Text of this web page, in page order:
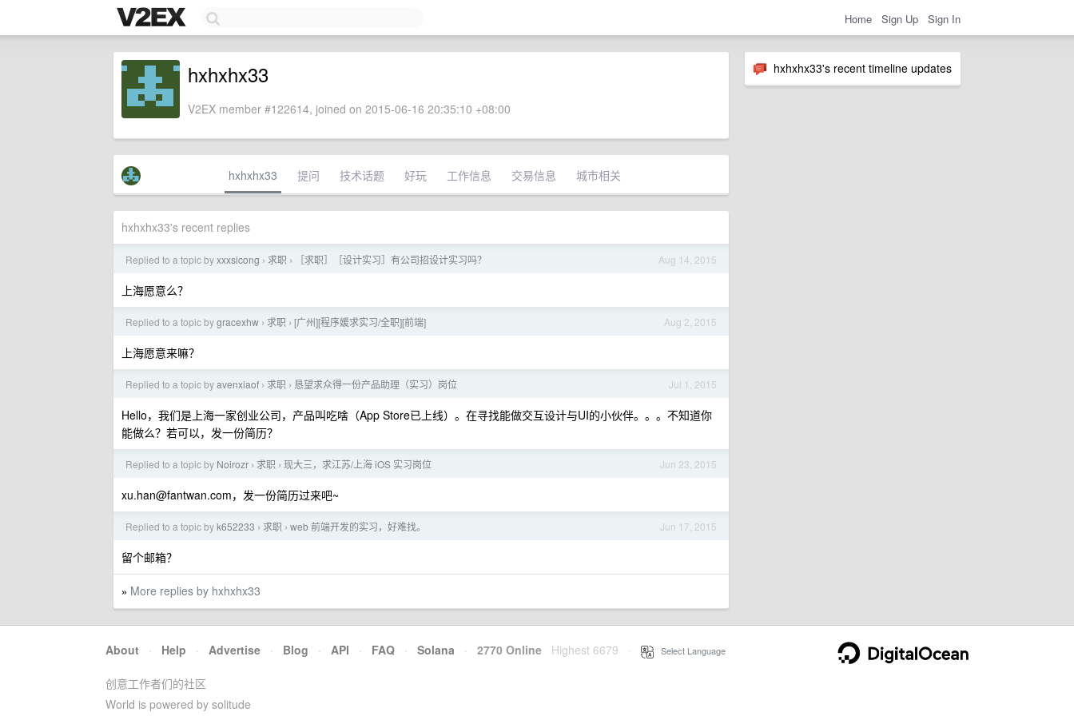
Home Sign Up Sign In
hxhxhx33's recent timeline updates
hxhxhx33
V2EX member #122614, joined on 2015-06-16 20:35:10 +08:00
hxhxhx33 提问 技术话题 好玩 工作信息 交易信息 城市相关
hxhxhx33's recent replies
Aug 14, 2015
Replied to a topic byxxxsicong › 求职 › ［求职］［设计实习］有公司招设计实习吗？
上海愿意么？
Aug 2, 2015
Replied to a topic bygracexhw › 求职 › [广州][程序媛求实习/全职][前端]
上海愿意来嘛？
Jul 1, 2015
Replied to a topic byavenxiaof › 求职 › 恳望求众得一份产品助理（实习）岗位
Hello，我们是上海一家创业公司，产品叫吃啥（App Store已上线）。在寻找能做交互设计与UI的小伙伴。。。不知道你
能做么？若可以，发一份简历？
Jun 23, 2015
Replied to a topic by Noirozr › 求职 › 现大三，求江苏/上海 iOS 实习岗位
xu.han@fantwan.com，发一份简历过来吧~
Jun 17, 2015
Replied to a topic byk652233 › 求职 › web 前端开发的实习，好难找。
留个邮箱？
» More replies by hxhxhx33
About · Help · Advertise · Blog · API · FAQ · Solana · 2770 Online Highest 6679 Select Language
创意工作者们的社区
World is powered by solitude